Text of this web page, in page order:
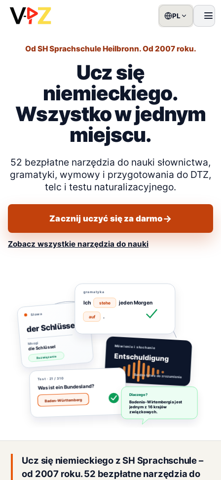
PL
Od SH Sprachschule Heilbronn. Od 2007 roku.
Ucz się
niemieckiego.
Wszystko w jednym
miejscu.
52 bezpłatne narzędzia do nauki słownictwa,
gramatyki, wymowy i przygotowania do DTZ,
telc i testu naturalizacyjnego.
Zacznij uczyć się za darmo
Zobacz wszystkie narzędzia do nauki
Słowa
der Schlüssel
Mnogi
die Schlüssel
Rozwiązanie
gramatyka
Ich stehe jeden Morgen
auf .
Mówienie i słuchanie
Entschuldigung
Bardzo łatwe do zrozumienia
Test · 21 / 310
Was ist ein Bundesland?
Baden-Württemberg
Dlaczego?
Badenia-Wirtembergia jest
jednym z 16 krajów
związkowych.
Ucz się niemieckiego z SH Sprachschule –
od 2007 roku. 52 bezpłatne narzędzia do